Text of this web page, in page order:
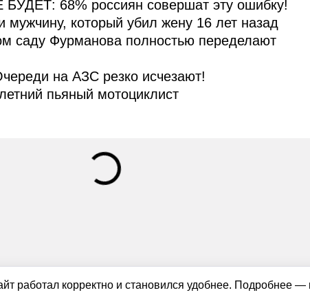
работал корректно и становился удобнее. Подробнее —
68% россиян совершат эту ошибку!
мужчину, который убил жену 16 лет назад
саду Фурманова полностью переделают
на АЗС резко исчезают!
пьяный мотоциклист